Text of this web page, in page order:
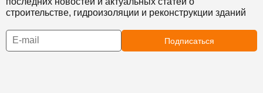
строительстве, гидроизоляции и реконструкции зданий
Подписаться